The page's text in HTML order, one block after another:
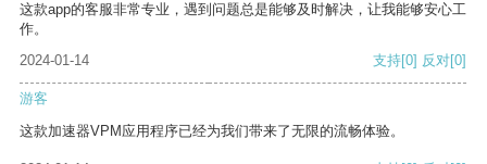
这款app的客服非常专业，遇到问题总是能够及时解决，让我能够安心工
作。
2024-01-14
支持[0] 反对[0]
游客
这款加速器VPM应用程序已经为我们带来了无限的流畅体验。